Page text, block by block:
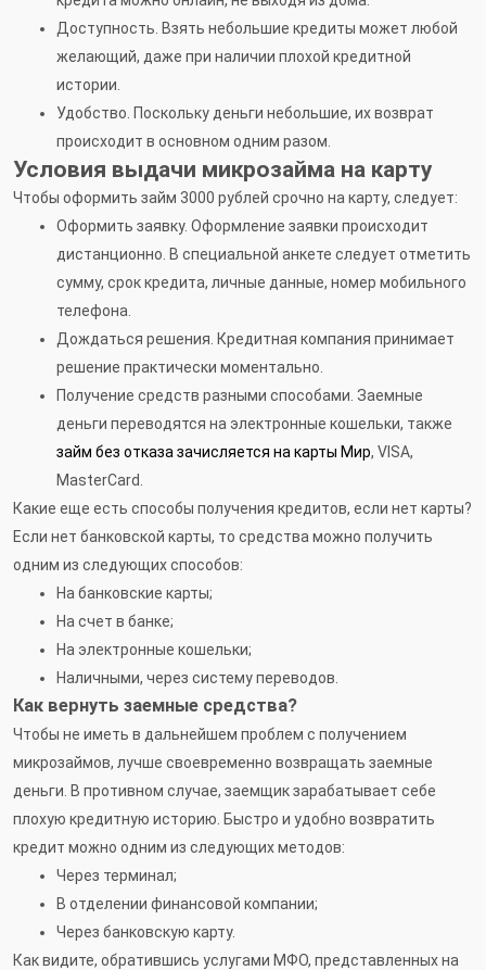
Доступность. Взять небольшие кредиты может любой
желающий, даже при наличии плохой кредитной
истории.
Удобство. Поскольку деньги небольшие, их возврат
происходит в основном одним разом.
Условия выдачи микрозайма на карту
Чтобы оформить займ 3000 рублей срочно на карту, следует:
Оформить заявку. Оформление заявки происходит
дистанционно. В специальной анкете следует отметить
сумму, срок кредита, личные данные, номер мобильного
телефона.
Дождаться решения. Кредитная компания принимает
решение практически моментально.
Получение средств разными способами. Заемные
деньги переводятся на электронные кошельки, также
займ без отказа зачисляется на карты Мир, VISA,
MasterCard.
Какие еще есть способы получения кредитов, если нет карты?
Если нет банковской карты, то средства можно получить
одним из следующих способов:
На банковские карты;
На счет в банке;
На электронные кошельки;
Наличными, через систему переводов.
Как вернуть заемные средства?
Чтобы не иметь в дальнейшем проблем с получением
микрозаймов, лучше своевременно возвращать заемные
деньги. В противном случае, заемщик зарабатывает себе
плохую кредитную историю. Быстро и удобно возвратить
кредит можно одним из следующих методов:
Через терминал;
В отделении финансовой компании;
Через банковскую карту.
Как видите, обратившись услугами МФО, представленных на